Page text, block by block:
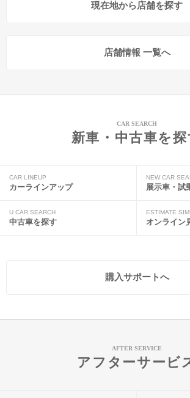
現在地から店舗を探す
店舗情報 一覧へ
CAR SEARCH
新車・中古車を探
CAR LINEUP
カーラインアップ
NEW CAR
展示車・試
U CAR SEARCH
中古車を探す
ESTIMATE
オンライン
購入サポートへ
AFTER SERVICE
アフターサービ